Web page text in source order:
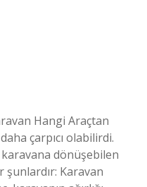
Hangi Araçtan
çarpıcı olabilirdi.
karavana dönüşebilen
şunlardır: Karavan